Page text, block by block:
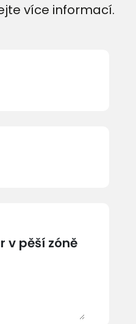
více informací.